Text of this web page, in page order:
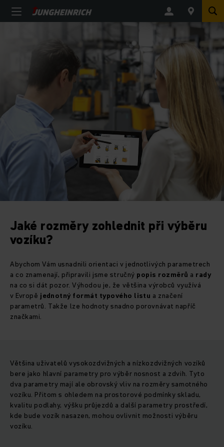
Jaké rozměry zohlednit při výběru
vozíku?
Abychom Vám usnadnili orientaci v jednotlivých parametrech
a co znamenají, připravili jsme stručný popis rozměrů a rady
na co si dát pozor. Výhodou je, že většina výrobců využívá
v Evropě jednotný formát typového listu a značení
parametrů. Takže lze hodnoty snadno porovnávat napříč
značkami.
Většina uživatelů vysokozdvižných a nízkozdvižných vozíků
bere jako hlavní parametry pro výběr nosnost a zdvih. Tyto
dva parametry mají ale obrovský vliv na rozměry samotného
vozíku. Přitom s ohledem na prostorové podmínky skladu,
kvalitu podlahy, výšku průjezdů a další parametry prostředí,
kde bude vozík nasazen, mohou ovlivnit možnosti výběru
vozíku.